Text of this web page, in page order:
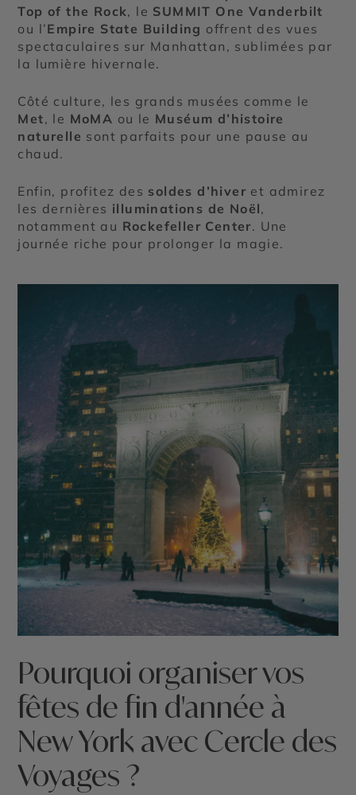
Top of the Rock, le SUMMIT One Vanderbilt
ou l’Empire State Building offrent des vues
spectaculaires sur Manhattan, sublimées par
la lumière hivernale.
Côté culture, les grands musées comme le
Met, le MoMA ou le Muséum d’histoire
naturelle sont parfaits pour une pause au
chaud.
Enfin, profitez des soldes d’hiver et admirez
les dernières illuminations de Noël,
notamment au Rockefeller Center. Une
journée riche pour prolonger la magie.
Pourquoi organiser vos
fêtes de fin d'année à
New York avec Cercle des
Voyages ?